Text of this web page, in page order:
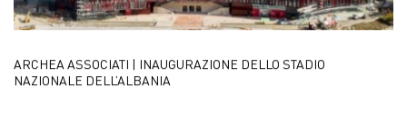
ARCHEA ASSOCIATI | INAUGURAZIONE DELLO STADIO
NAZIONALE DELL’ALBANIA